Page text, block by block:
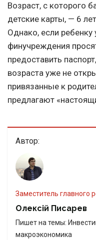
Возраст, с которого
детские карты, — 6
Однако, если
финучреждения
предоставить
возраста уже не
привязанные к
предлагают
Автор:
Заместитель главного
Олексій Писарев
Пишет на темы:
макроэкономика